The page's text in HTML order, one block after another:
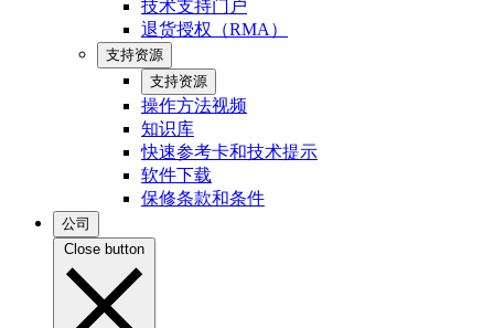
技术支持门户
退货授权（RMA）
支持资源
支持资源
操作方法视频
知识库
快速参考卡和技术提示
软件下载
保修条款和条件
公司
Close button